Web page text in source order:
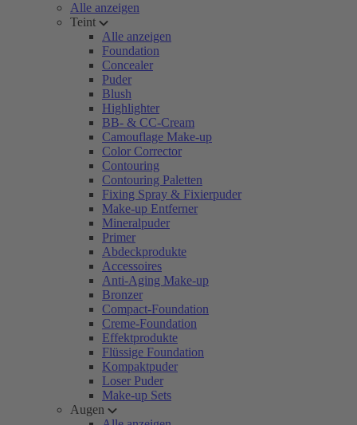
Alle anzeigen
Teint
Alle anzeigen
Foundation
Concealer
Puder
Blush
Highlighter
BB- & CC-Cream
Camouflage Make-up
Color Corrector
Contouring
Contouring Paletten
Fixing Spray & Fixierpuder
Make-up Entferner
Mineralpuder
Primer
Abdeckprodukte
Accessoires
Anti-Aging Make-up
Bronzer
Compact-Foundation
Creme-Foundation
Effektprodukte
Flüssige Foundation
Kompaktpuder
Loser Puder
Make-up Sets
Augen